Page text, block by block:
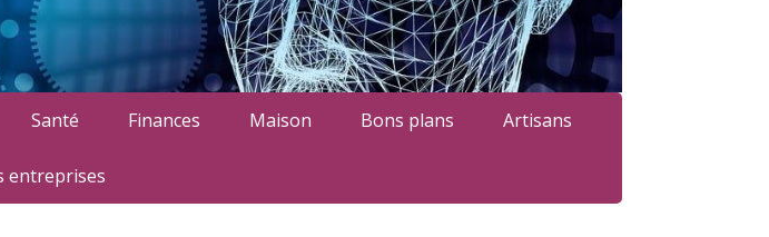
Santé Finances Maison Bons plans Artisans
entreprises